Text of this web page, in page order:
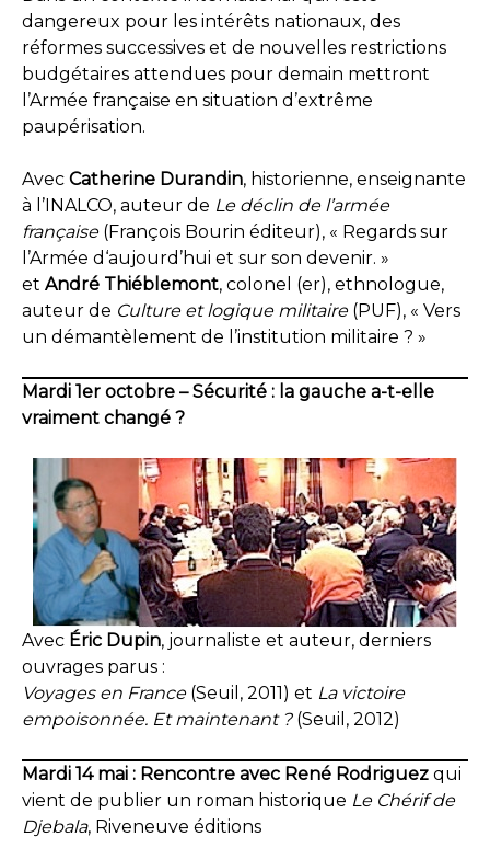
dangereux pour les intérêts nationaux, des
réformes successives et de nouvelles restrictions
budgétaires attendues pour demain mettront
l’Armée française en situation d’extrême
paupérisation.
Avec Catherine Durandin, historienne, enseignante
à l’INALCO, auteur de Le déclin de l’armée
française(François Bourin éditeur), « Regards sur
l’Armée d‘aujourd’hui et sur son devenir. »
et André Thiéblemont, colonel (er), ethnologue,
auteur de Culture et logique militaire(PUF), « Vers
un démantèlement de l’institution militaire ? »
Mardi 1er octobre – Sécurité : la gauche a-t-elle
vraiment changé ?
Avec Éric Dupin, journaliste et auteur, derniers
ouvrages parus :
Voyages en France(Seuil, 2011) et La victoire
empoisonnée. Et maintenant ?(Seuil, 2012)
Mardi 14 mai : Rencontre avec René Rodriguez qui
vient de publier un roman historique Le Chérif de
Djebala, Riveneuve éditions